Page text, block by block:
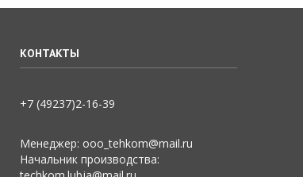
КОНТАКТЫ
+7 (49237)2­-16-­39
Менеджер: ooo_tehkom@mail.ru
Начальник производства: